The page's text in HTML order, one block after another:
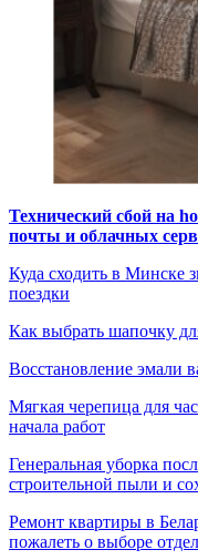
Технический сбой на
почты и облачных
Куда сходить в Минске
поездки
Как выбрать шапочку
Восстановление эмали
Мягкая черепица для
начала работ
Генеральная уборка
строительной пыли и
Ремонт квартиры в
пожалеть о выборе